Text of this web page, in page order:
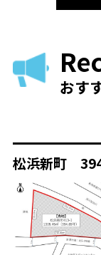
おす
松浜新町